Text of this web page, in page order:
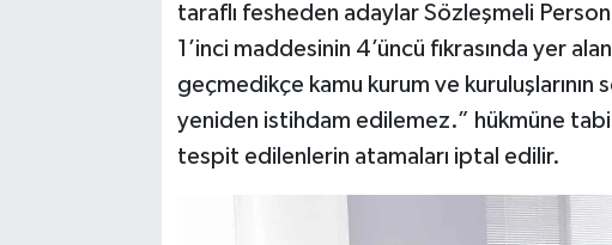
taraflı fesheden adaylar Sözleşmeli
1’inci maddesinin 4’üncü fıkrasında yer
geçmedikçe kamu kurum ve
yeniden istihdam edilemez.” hükmüne
tespit edilenlerin atamaları iptal edilir.